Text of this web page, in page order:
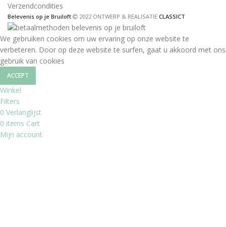
Verzendcondities
Belevenis op je Bruiloft 2022 ONTWERP & REALISATIE CLASSICT
We gebruiken cookies om uw ervaring op onze website te
verbeteren. Door op deze website te surfen, gaat u akkoord met ons
gebruik van cookies
ACCEPT
Winkel
Filters
0 Verlanglijst
0 items Cart
Mijn account